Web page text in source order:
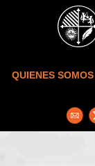
Skip to main content
QUIENES SOMOS